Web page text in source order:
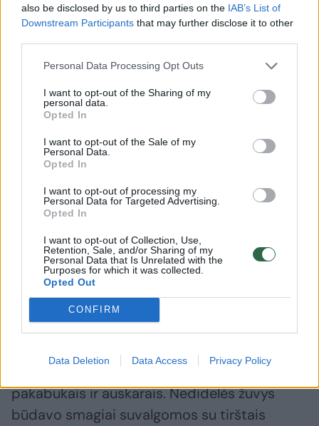
also be disclosed by us to third parties on the IAB’s List of
Downstream Participants that may further disclose it to other
Personal Data Processing Opt Outs
I want to opt-out of the Sharing of my
personal data.
Opted In
I want to opt-out of the Sale of my
Personal Data.
Opted In
I want to opt-out of processing my
Personal Data for Targeted Advertising.
Opted In
I want to opt-out of Collection, Use,
Retention, Sale, and/or Sharing of my
Personal Data that Is Unrelated with the
Purposes for which it was collected.
Opted Out
CONFIRM
Data Deletion Data Access Privacy Policy
Ką jie laikė didžiausiais delikatesais?
pačios mieliausios žuvys. Vingrūs jų kūnai
išskiria gleives. Akys mažutės ir šaltos.
Murenos lindi urvuose arba įsitaiso tarp
akmenų ir, slėpdamos lenktus dantis, tyko
grobio. Nors jose dera tai, kas mus atstumia
stebint kirmėlę, Antikoje murena buvo
delikatesas. Nuo gličių jos apžavų sunkiausiai
sekėsi gintis romėnų elitui. Murenos plaukiojo
ornamentais išpuoštuose tvenkiniuose ties
vilomis, kurių šeimininkai brangakmeniais
nusagstytomis rankomis vis įmesdavo joms
mėsos. Dailiausios žuvys tapdavo
popinamais naminiais gyvūnais, joms
būdavo duodami vardai, jos puoštos
pakabukais ir auskarais. Nedidelės žuvys
būdavo smagiai suvalgomos su tirštais